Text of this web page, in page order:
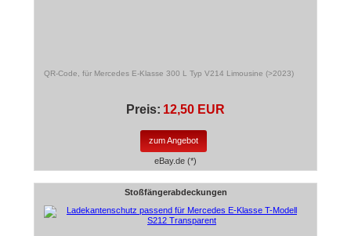
QR-Code, für Mercedes E-Klasse 300 L Typ V214 Limousine (>2023)
Preis: 12,50 EUR
zum Angebot
eBay.de (*)
Stoßfängerabdeckungen